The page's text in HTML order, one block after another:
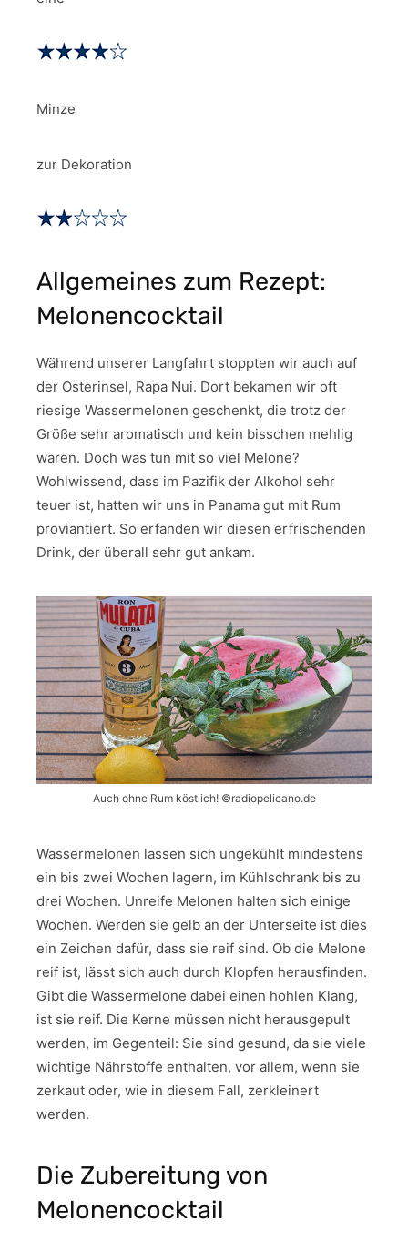
Minze
zur Dekoration
Allgemeines zum Rezept:
Melonencocktail
Während unserer Langfahrt stoppten wir auch auf
der Osterinsel, Rapa Nui. Dort bekamen wir oft
riesige Wassermelonen geschenkt, die trotz der
Größe sehr aromatisch und kein bisschen mehlig
waren. Doch was tun mit so viel Melone?
Wohlwissend, dass im Pazifik der Alkohol sehr
teuer ist, hatten wir uns in Panama gut mit Rum
proviantiert. So erfanden wir diesen erfrischenden
Drink, der überall sehr gut ankam.
Auch ohne Rum köstlich! ©️radiopelicano.de
Wassermelonen lassen sich ungekühlt mindestens
ein bis zwei Wochen lagern, im Kühlschrank bis zu
drei Wochen. Unreife Melonen halten sich einige
Wochen. Werden sie gelb an der Unterseite ist dies
ein Zeichen dafür, dass sie reif sind. Ob die Melone
reif ist, lässt sich auch durch Klopfen herausfinden.
Gibt die Wassermelone dabei einen hohlen Klang,
ist sie reif. Die Kerne müssen nicht herausgepult
werden, im Gegenteil: Sie sind gesund, da sie viele
wichtige Nährstoffe enthalten, vor allem, wenn sie
zerkaut oder, wie in diesem Fall, zerkleinert
werden.
Die Zubereitung von
Melonencocktail